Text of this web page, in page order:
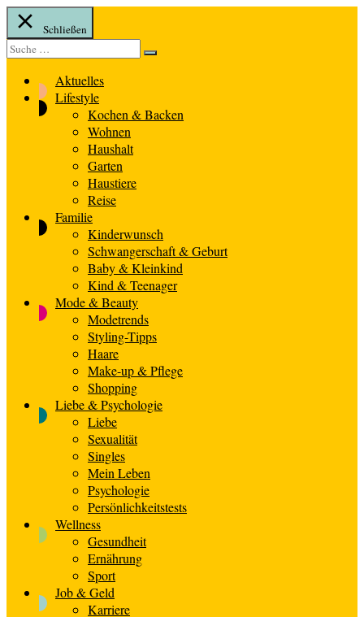
Schließen
Suche
nach:
Suche
Aktuelles
Lifestyle
Kochen & Backen
Wohnen
Haushalt
Garten
Haustiere
Reise
Familie
Kinderwunsch
Schwangerschaft & Geburt
Baby & Kleinkind
Kind & Teenager
Mode & Beauty
Modetrends
Styling-Tipps
Haare
Make-up & Pflege
Shopping
Liebe & Psychologie
Liebe
Sexualität
Singles
Mein Leben
Psychologie
Persönlichkeitstests
Wellness
Gesundheit
Ernährung
Sport
Job & Geld
Karriere